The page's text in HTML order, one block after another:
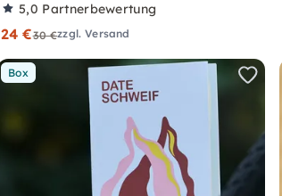
5,0 Partnerbewertung
24 €30 €zzgl. Versand
Box